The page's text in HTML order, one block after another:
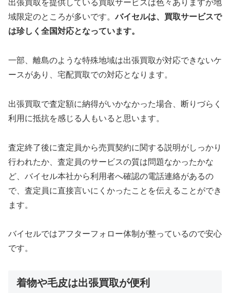
出張買取を提供している買取サービスは色々ありますが地
域限定のところが多いです。バイセルは、買取サービスで
は珍しく全国対応となっています。
一部、離島のような特殊地域は出張買取が対応できないケ
ースがあり、宅配買取での対応となります。
出張買取で査定額に納得がいかなかった場合、断りづらく
利用に抵抗を感じる人もいると思います。
査定終了後に査定員から売買契約に関する説明がしっかり
行われたか、査定員のサービスの質は問題なかったかな
ど、バイセル本社から利用者へ確認の電話連絡があるの
で、査定員に直接言いにくかったことを伝えることができ
ます。
バイセルではアフターフォロー体制が整っているので安心
です。
着物や毛皮は出張買取が便利